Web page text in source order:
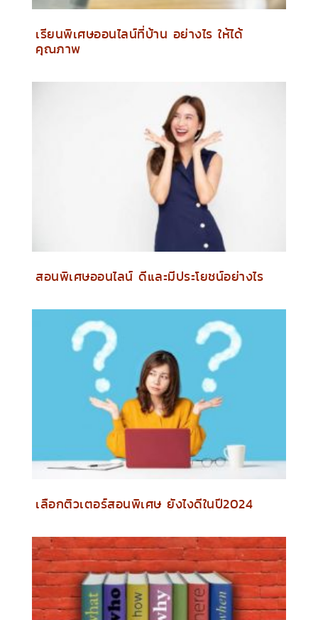
เรียนพิเศษออนไลน์ที่บ้าน อย่างไร ให้ได้
คุณภาพ
สอนพิเศษออนไลน์ ดีและมีประโยชน์อย่างไร
เลือกติวเตอร์สอนพิเศษ ยังไงดีในปี2024